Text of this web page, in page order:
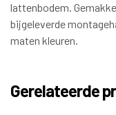
lattenbodem.
bijgeleverde
maten kleuren.
Gerelateerde